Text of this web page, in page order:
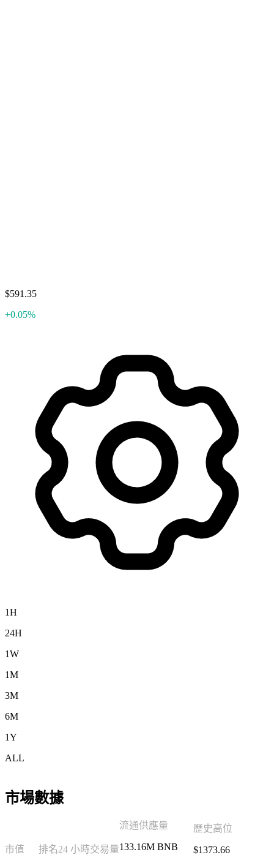
$591.35
+0.05%
1H
24H
1W
1M
3M
6M
1Y
ALL
市場數據
市值 排名24 小時交易量
流通供應量
133.16M BNB
歷史高位
$1373.66